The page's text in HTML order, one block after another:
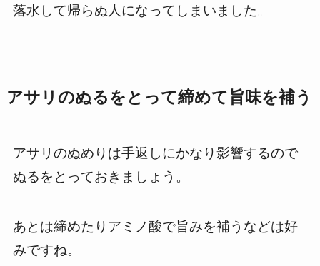
落水して帰らぬ人になってしまいました。
アサリのぬるをとって締めて旨味を補う
アサリのぬめりは手返しにかなり影響するので
ぬるをとっておきましょう。
あとは締めたりアミノ酸で旨みを補うなどは好
みですね。